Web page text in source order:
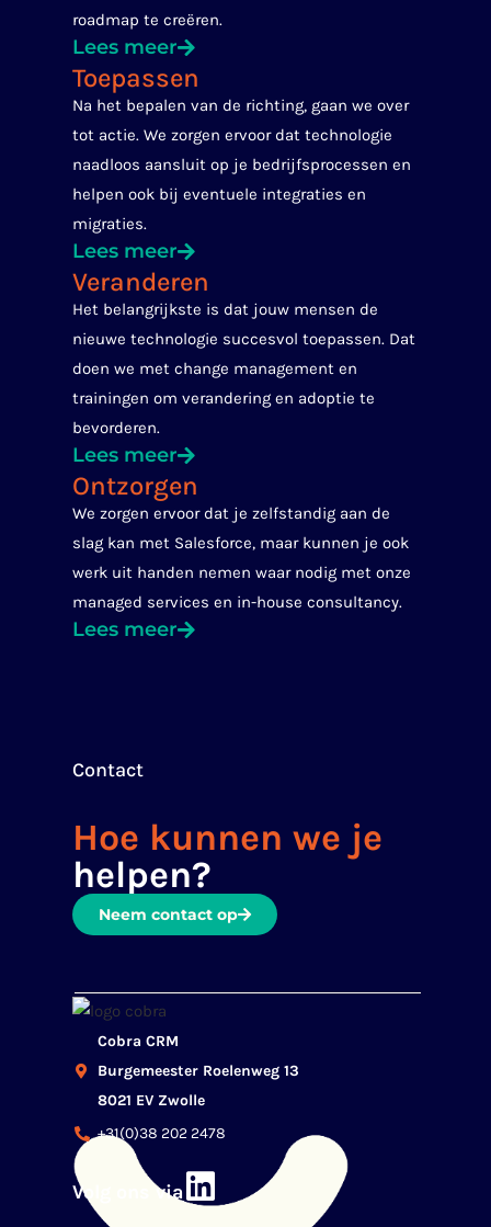
roadmap te creëren.
Lees meer
Toepassen
Na het bepalen van de richting, gaan we over
tot actie. We zorgen ervoor dat technologie
naadloos aansluit op je bedrijfsprocessen en
helpen ook bij eventuele integraties en
migraties.
Lees meer
Veranderen
Het belangrijkste is dat jouw mensen de
nieuwe technologie succesvol toepassen. Dat
doen we met change management en
trainingen om verandering en adoptie te
bevorderen.
Lees meer
Ontzorgen
We zorgen ervoor dat je zelfstandig aan de
slag kan met Salesforce, maar kunnen je ook
werk uit handen nemen waar nodig met onze
managed services en in-house consultancy.
Lees meer
Contact
Hoe kunnen we je
helpen?
Neem contact op
Cobra CRM
Burgemeester Roelenweg 13
8021 EV Zwolle
+31(0)38 202 2478
Volg ons via